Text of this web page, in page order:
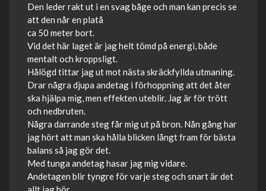
Den leder rakt ut i en svag båge och man kan precis se
att den når en platå
ca 50 meter bort.
Vid det här laget är jag helt tömd på energi, både
mentalt och kroppsligt.
Hålögd tittar jag ut mot nästa skräckfyllda utmaning.
Drar några djupa andetag i förhoppning att det åter
ska hjälpa mig, men effekten uteblir. Jag är för trött
och nedbruten.
Några darrande steg får mig ut på bron. Nån gång har
jag hört att man ska hålla blicken långt fram för bästa
balans så jag gör det.
Med tunga andetag hasar jag mig vidare.
Andetagen blir tyngre för varje steg och snart är det